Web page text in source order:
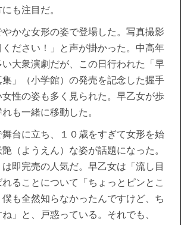
も注目だ。
かな女形の姿で登場した。写真撮影
ださい！」と声が掛かった。中高年
大衆演劇だが、この日行われた「早
」（小学館）の発売を記念した握手
性の姿も多く見られた。早乙女が歩
も一緒に移動した。
舞台に立ち、１０歳をすぎて女形を始
（ようえん）な姿が話題になった。
即完売の人気だ。早乙女は「流し目
ることについて「ちょっとピンとこ
も全然知らなかったんですけど、ち
」と、戸惑っている。それでも、